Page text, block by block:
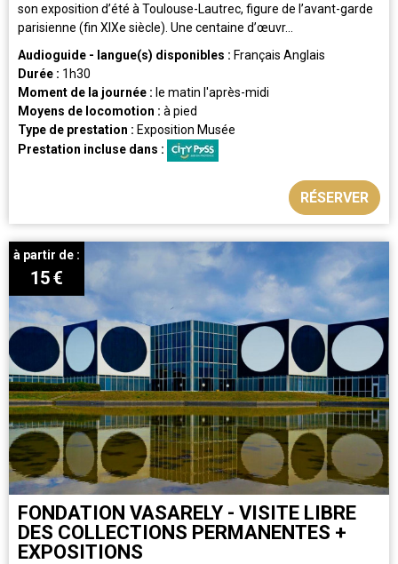
son exposition d’été à Toulouse-Lautrec, figure de l’avant-garde
parisienne (fin XIXe siècle). Une centaine d’œuvr...
Audioguide - langue(s) disponibles : Français Anglais
Durée : 1h30
Moment de la journée : le matin l'après-midi
Moyens de locomotion : à pied
Type de prestation : Exposition Musée
Prestation incluse dans :
RÉSERVER
FONDATION VASARELY - VISITE LIBRE
DES COLLECTIONS PERMANENTES +
EXPOSITIONS
à partir de :
15€